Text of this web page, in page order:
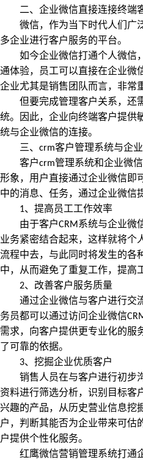
二、企业微信直接连接终端
微信，作为当下时代人们广
多企业进行客户服务的平台。
如今企业微信打通个人微信
通体验，员工可以直接在企业微
企业尤其是销售团队而言，非常
但要完成管理客户关系，还
统。因此，企业向终端客户提供
统与企业微信的连接。
三、 crm客户管理系统与企
客户crm管理系统和企业微
形象，用户直接通过企业微信即
中的消息、任务，通过企业微信
1、提高员工工作效率
由于客户CRM系统与企业微
业务紧密结合起来，这样就将个
流程中去，与此同时将发生的各
中，从而避免了重复工作，提高
2、改善客户服务质量
通过企业微信与客户进行交
务员都可以通过访问企业微信
需求，向客户提供更专业化的服
了可靠的依据。
3、挖掘企业优质客户
销售人员在与客户进行初步
资料进行筛选分析，识别目标客
兴趣的产品，从历史营业信息挖
户，判断其能否为企业带来可估
户提供个性化服务。
红鹰微信营销管理系统打通